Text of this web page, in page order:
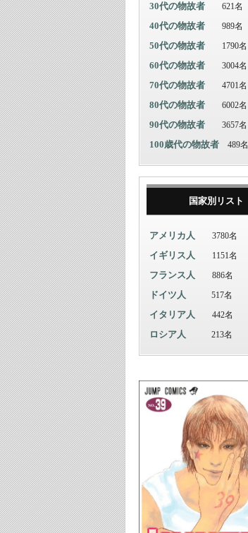
30代の物故者 621名
40代の物故者 989名
50代の物故者 1790名
60代の物故者 3004名
70代の物故者 4701名
80代の物故者 6002名
90代の物故者 3657名
100歳代の物故者 489名
国家別リスト
アメリカ人 3780名
イギリス人 1151名
フランス人 886名
ドイツ人 517名
イタリア人 442名
ロシア人 213名